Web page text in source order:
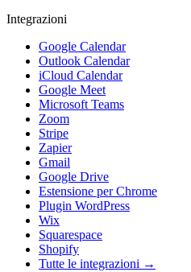
Integrazioni
Google Calendar
Outlook Calendar
iCloud Calendar
Google Meet
Microsoft Teams
Zoom
Stripe
Zapier
Gmail
Google Drive
Estensione per Chrome
Plugin WordPress
Wix
Squarespace
Shopify
Tutte le integrazioni →